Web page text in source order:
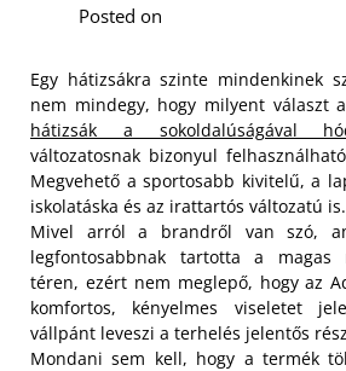
Posted on
Egy hátizsákra szinte mindenkinek
nem mindegy, hogy milyent választ
hátizsák a sokoldalúságával
változatosnak bizonyul
Megvehető a sportosabb kivitelű, a
iskolatáska és az irattartós változatú is.
Mivel arról a brandről van szó,
legfontosabbnak tartotta a magas
téren, ezért nem meglepő, hogy az
komfortos, kényelmes viseletet
vállpánt leveszi a terhelés jelentős
Mondani sem kell, hogy a termék